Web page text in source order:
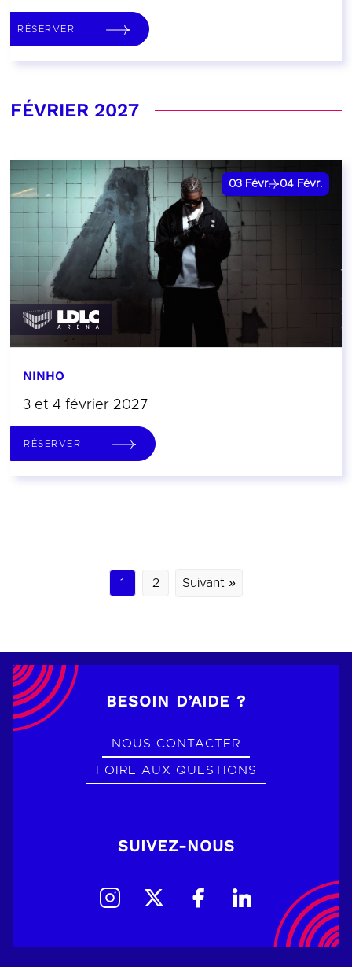
RÉSERVER
FÉVRIER 2027
03 Févr. 04 Févr.
NINHO
3 et 4 février 2027
RÉSERVER
1 2 Suivant »
BESOIN D’AIDE ?
NOUS CONTACTER
FOIRE AUX QUESTIONS
SUIVEZ-NOUS